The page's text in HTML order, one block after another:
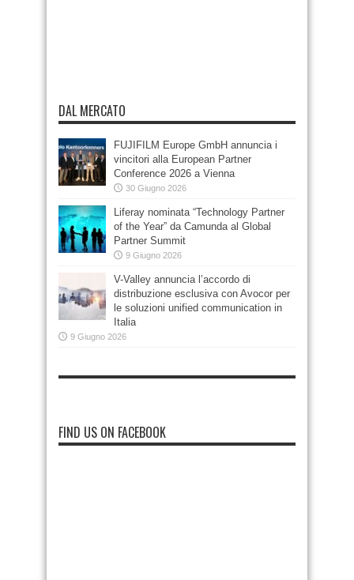
DAL MERCATO
FUJIFILM Europe GmbH annuncia i
vincitori alla European Partner
Conference 2026 a Vienna
30 Giugno 2026
Liferay nominata “Technology Partner
of the Year” da Camunda al Global
Partner Summit
9 Giugno 2026
V-Valley annuncia l’accordo di
distribuzione esclusiva con Avocor per
le soluzioni unified communication in
Italia
9 Giugno 2026
FIND US ON FACEBOOK